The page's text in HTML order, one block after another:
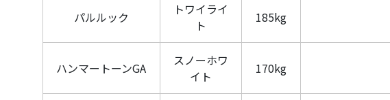
パルルック
トワイライ
ト
185kg
ハンマートーンGA
スノーホワ
イト
170kg